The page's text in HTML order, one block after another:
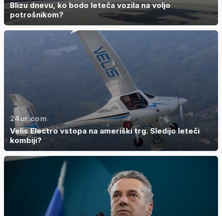
Blizu dnevu, ko bodo leteča vozila na voljo
potrošnikom?
24ur.com
Velis Electro vstopa na ameriški trg. Sledijo leteči
kombiji?